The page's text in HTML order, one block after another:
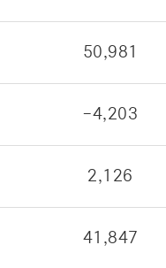
50,981
-4,203
2,126
41,847